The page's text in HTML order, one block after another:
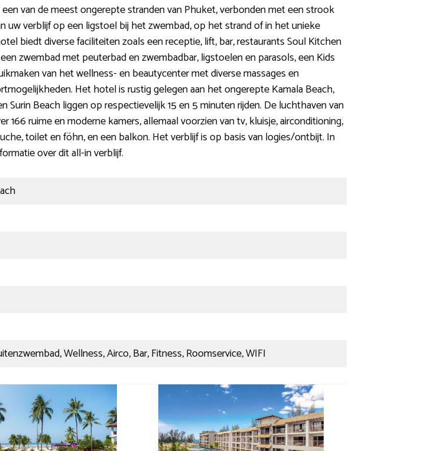
van de meest ongerepte stranden van Phuket, verbonden met een strook
uw verblijf op een ligstoel bij het zwembad, op het strand of in het unieke
biedt diverse faciliteiten zoals een receptie, lift, bar, restaurants Soul Kitchen
zwembad met peuterbad en zwembadbar, ligstoelen en parasols, een Kids
van het wellness- en beautycenter met diverse massages en
Het hotel is rustig gelegen aan het ongerepte Kamala Beach,
Beach liggen op respectievelijk 15 en 5 minuten rijden. De luchthaven van
ruime en moderne kamers, allemaal voorzien van tv, kluisje, airconditioning,
toilet en föhn, en een balkon. Het verblijf is op basis van logies/ontbijt. In
over dit all-in verblijf.
Wellness, Airco, Bar, Fitness, Roomservice, WIFI